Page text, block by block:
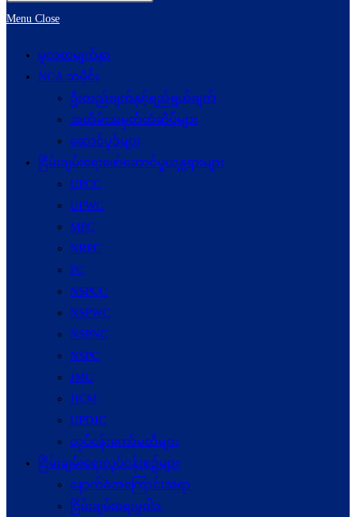
Menu Close
မူလစာမျက်နှာ
NCA သမိုင်း
ဦးတည်ချက်နှင့်ရည်ရွယ်ချက်
အထိမ်းအမှတ်တံဆိပ်များ
ဆောင်ပုဒ်များ
ငြိမ်းချမ်းရေးဖော်‌ဆောင်မှုယန္တရားများ
UPCC
UPWC
MPC
NRPC
PC
NSPCC
NSPWC
NSPNC
NSPC
JMC
JICM
UPDJC
လုပ်ငန်းကော်မတီများ
ငြိမ်းချမ်းရေးလုပ်ငန်းစဉ်များ
နောက်ခံအကြောင်းအရာ
ငြိမ်းချမ်းရေးမူဝါဒ